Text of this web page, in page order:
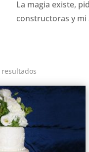
La magia existe,
constructoras y mi